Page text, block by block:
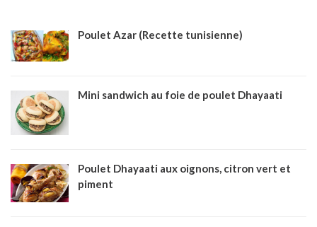
Poulet Azar (Recette tunisienne)
Mini sandwich au foie de poulet Dhayaati
Poulet Dhayaati aux oignons, citron vert et
piment